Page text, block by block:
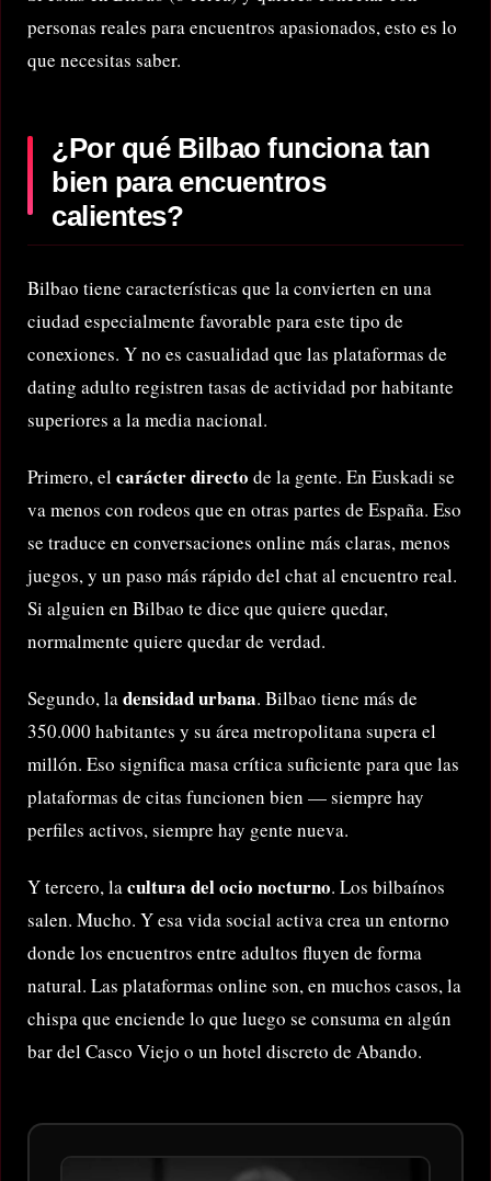
personas reales para encuentros apasionados, esto es lo
que necesitas saber.
¿Por qué Bilbao funciona tan
bien para encuentros
calientes?
Bilbao tiene características que la convierten en una
ciudad especialmente favorable para este tipo de
conexiones. Y no es casualidad que las plataformas de
dating adulto registren tasas de actividad por habitante
superiores a la media nacional.
Primero, elcarácter directo de la gente. En Euskadi se
va menos con rodeos que en otras partes de España. Eso
se traduce en conversaciones online más claras, menos
juegos, y un paso más rápido del chat al encuentro real.
Si alguien en Bilbao te dice que quiere quedar,
normalmente quiere quedar de verdad.
Segundo, ladensidad urbana. Bilbao tiene más de
350.000 habitantes y su área metropolitana supera el
millón. Eso significa masa crítica suficiente para que las
plataformas de citas funcionen bien — siempre hay
perfiles activos, siempre hay gente nueva.
Y tercero, lacultura del ocio nocturno. Los bilbaínos
salen. Mucho. Y esa vida social activa crea un entorno
donde los encuentros entre adultos fluyen de forma
natural. Las plataformas online son, en muchos casos, la
chispa que enciende lo que luego se consuma en algún
bar del Casco Viejo o un hotel discreto de Abando.